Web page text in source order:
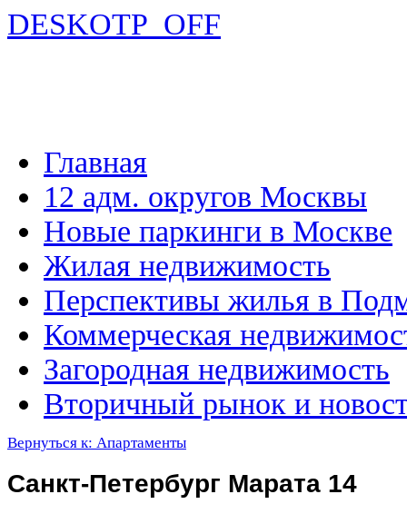
DESKOTP_OFF
Главная
12 адм. округов Москвы
Новые паркинги в Москве
Жилая недвижимость
Перспективы жилья в
Коммерческая
Загородная недвижимость
Вторичный рынок и
Вернуться к: Апартаменты
Санкт-Петербург Марата 14